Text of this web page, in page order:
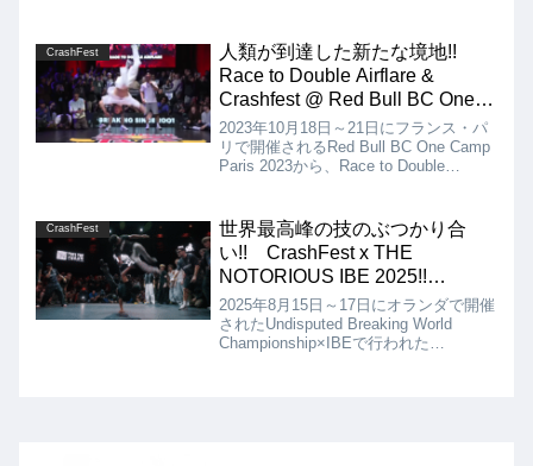
るCrashFest!! 2024年も物凄いことに
なっています!!
CrashFest
人類が到達した新たな境地!!
Race to Double Airflare &
Crashfest @ Red Bull BC One
Camp Paris 2023!!
2023年10月18日～21日にフランス・パ
リで開催されるRed Bull BC One Camp
Paris 2023から、Race to Double
の見守る中、見事Double Airflareを成
功!!
CrashFest
世界最高峰の技のぶつかり合
い!! CrashFest x THE
NOTORIOUS IBE 2025!!
【HYPEST MOMENTS】
2025年8月15日～17日にオランダで開催
されたUndisputed Breaking World
Championship×IBEで行われた